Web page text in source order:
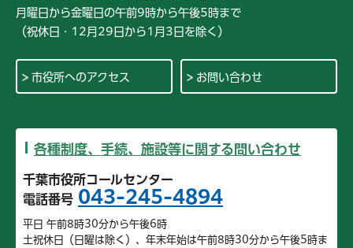
月曜日から金曜日の午前9時から午後5時まで
（祝休日・12月29日から1月3日を除く）
市役所へのアクセス お問い合わせ
各種制度、手続、施設等に関する問い合わせ
千葉市役所コールセンター
電話番号 043-245-4894
平日 午前8時30分から午後6時
土祝休日（日曜は除く）、年末年始は午前8時30分から午後5時ま